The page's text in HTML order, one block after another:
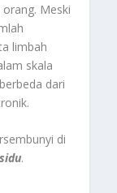
Meski
limbah
skala
dari
di
.